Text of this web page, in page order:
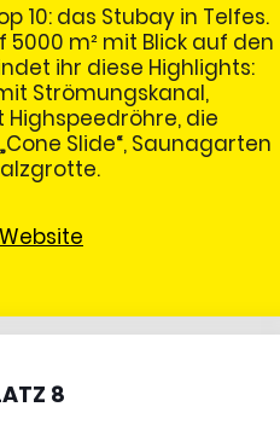
10: das Stubay in Telfes.
5000 m² mit Blick auf den
ihr diese Highlights:
Strömungskanal,
die
Slide“, Saunagarten
8